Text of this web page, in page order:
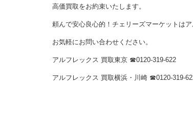
高価買取をお約束いたします。
頼んで安心良心的！チェリーズマーケットは
お気軽にお問い合わせください。
アルフレックス 買取東京 ☎︎0120-319-622
アルフレックス 買取横浜・川崎 ☎︎0120-319-